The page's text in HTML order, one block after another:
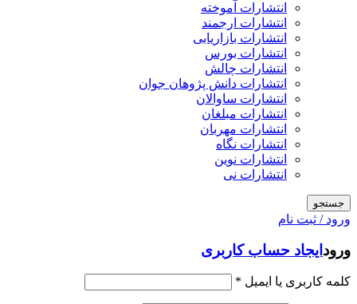
انتشارات آموخته
انتشارات ارجمند
انتشارات بازاریابی
انتشارات بورس
انتشارات چالش
انتشارات دانش پژوهان جوان
انتشارات ساوالان
انتشارات مبلغان
انتشارات مهربان
انتشارات نگاه
انتشارات نوین
انتشارات نی
جستجو
ورود / ثبت نام
ورود ایجاد حساب کاربری
کلمه کاربری یا ایمیل *